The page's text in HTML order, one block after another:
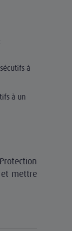
à
à un
et mettre